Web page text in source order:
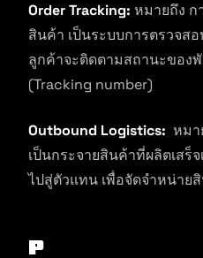
Order Tracking: หมายถึง ก
สินค้า เป็นระบบการตรวจส
ลูกค้าจะติดตามสถานะของ
(Tracking number)
Outbound Logistics: หมา
เป็นกระจายสินค้าที่ผลิตเสร็
ไปสู่ตัวแทน เพื่อจัดจำหน่าย
P